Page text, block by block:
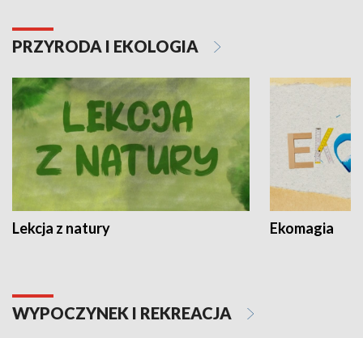
PRZYRODA I EKOLOGIA
Lekcja z natury Ekomagia
WYPOCZYNEK I REKREACJA